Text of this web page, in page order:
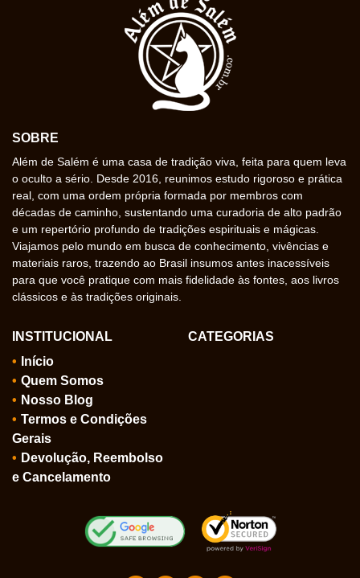
SOBRE
Além de Salém é uma casa de tradição viva, feita para quem leva
o oculto a sério. Desde 2016, reunimos estudo rigoroso e prática
real, com uma ordem própria formada por membros com
décadas de caminho, sustentando uma curadoria de alto padrão
e um repertório profundo de tradições espirituais e mágicas.
Viajamos pelo mundo em busca de conhecimento, vivências e
materiais raros, trazendo ao Brasil insumos antes inacessíveis
para que você pratique com mais fidelidade às fontes, aos livros
clássicos e às tradições originais.
INSTITUCIONAL
Início
Quem Somos
Nosso Blog
Termos e Condições
Gerais
Devolução, Reembolso
e Cancelamento
CATEGORIAS